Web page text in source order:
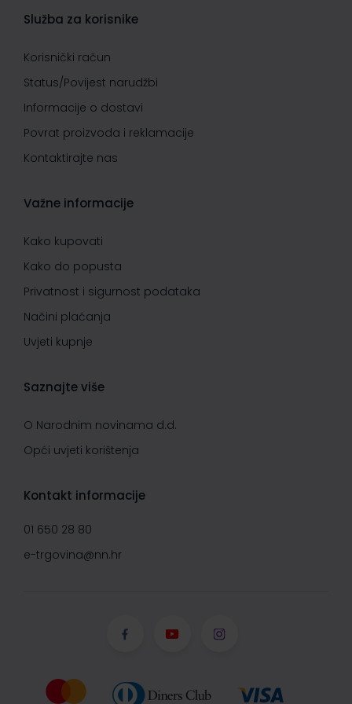
Služba za korisnike
Korisnički račun
Status/Povijest narudžbi
Informacije o dostavi
Povrat proizvoda i reklamacije
Kontaktirajte nas
Važne informacije
Kako kupovati
Kako do popusta
Privatnost i sigurnost podataka
Načini plaćanja
Uvjeti kupnje
Saznajte više
O Narodnim novinama d.d.
Opći uvjeti korištenja
Kontakt informacije
01 650 28 80
e-trgovina@nn.hr